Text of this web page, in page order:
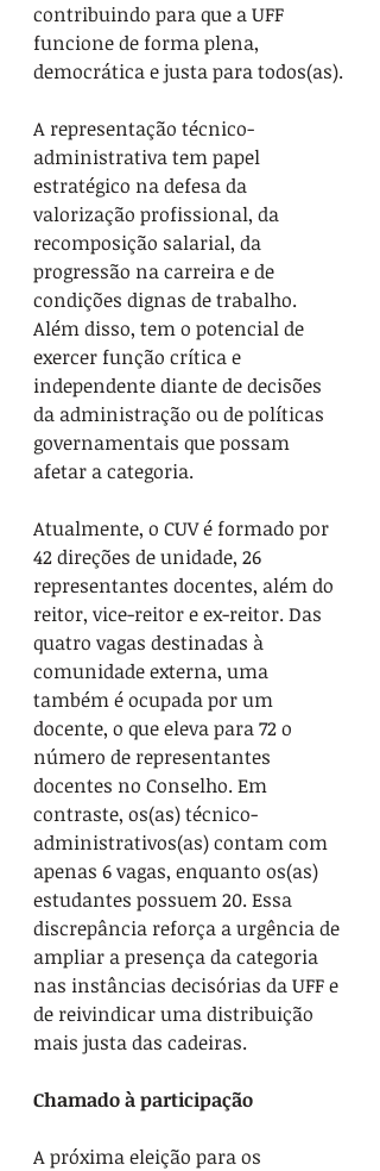
contribuindo para que a UFF
funcione de forma plena,
democrática e justa para todos(as).
A representação técnico-
administrativa tem papel
estratégico na defesa da
valorização profissional, da
recomposição salarial, da
progressão na carreira e de
condições dignas de trabalho.
Além disso, tem o potencial de
exercer função crítica e
independente diante de decisões
da administração ou de políticas
governamentais que possam
afetar a categoria.
Atualmente, o CUV é formado por
42 direções de unidade, 26
representantes docentes, além do
reitor, vice-reitor e ex-reitor. Das
quatro vagas destinadas à
comunidade externa, uma
também é ocupada por um
docente, o que eleva para 72 o
número de representantes
docentes no Conselho. Em
contraste, os(as) técnico-
administrativos(as) contam com
apenas 6 vagas, enquanto os(as)
estudantes possuem 20. Essa
discrepância reforça a urgência de
ampliar a presença da categoria
nas instâncias decisórias da UFF e
de reivindicar uma distribuição
mais justa das cadeiras.
Chamado à participação
A próxima eleição para os